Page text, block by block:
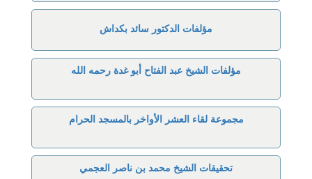
مؤلفات الدكتور سائد بكداش
مؤلفات الشيخ عبد الفتاح أبو غدة رحمه الله
مجموعة لقاء العشر الأواخر بالمسجد الحرام
تحقيقات الشيخ محمد بن ناصر العجمي